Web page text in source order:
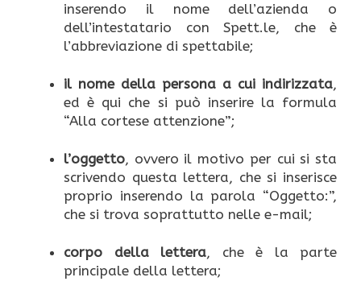
inserendo il nome dell’azienda o
dell’intestatario con Spett.le, che è
l’abbreviazione di spettabile;
il nome della persona a cui indirizzata,
ed è qui che si può inserire la formula
“Alla cortese attenzione”;
l’oggetto, ovvero il motivo per cui si sta
scrivendo questa lettera, che si inserisce
proprio inserendo la parola “Oggetto:”,
che si trova soprattutto nelle e-mail;
corpo della lettera, che è la parte
principale della lettera;